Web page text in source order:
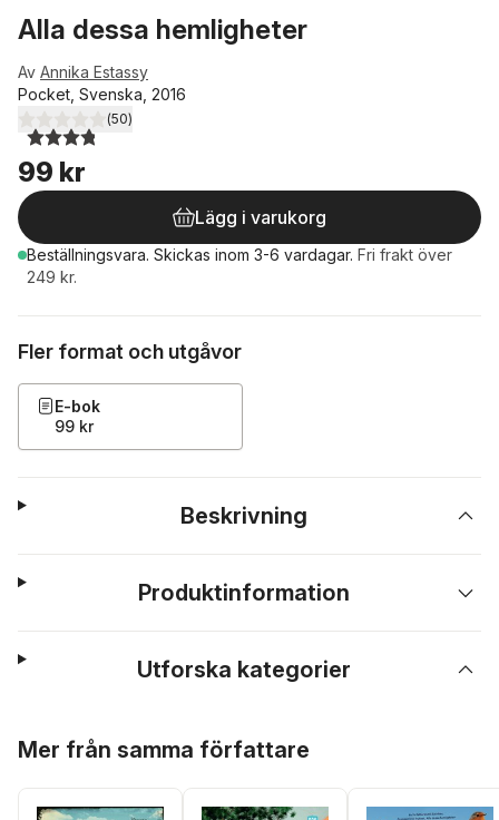
Alla dessa hemligheter
Av Annika Estassy
Pocket, Svenska, 2016
3,8utav 5 stjärnor. Totalt antal röster:
(50)
99 kr
Lägg i varukorg
Beställningsvara. Skickas inom 3-6 vardagar. Fri frakt över
249 kr.
Fler format och utgåvor
E-bok
99 kr
Beskrivning
Produktinformation
Utforska kategorier
Mer från samma författare